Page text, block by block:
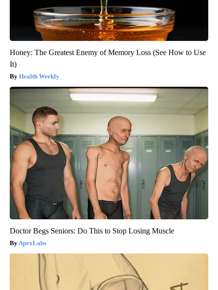
Honey: The Greatest Enemy of Memory Loss (See How to Use
It)
Health Weekly
Doctor Begs Seniors: Do This to Stop Losing Muscle
ApexLabs